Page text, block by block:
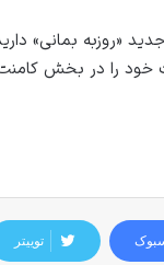
«روزبه بمانی»
خود را در بخش
توییتر